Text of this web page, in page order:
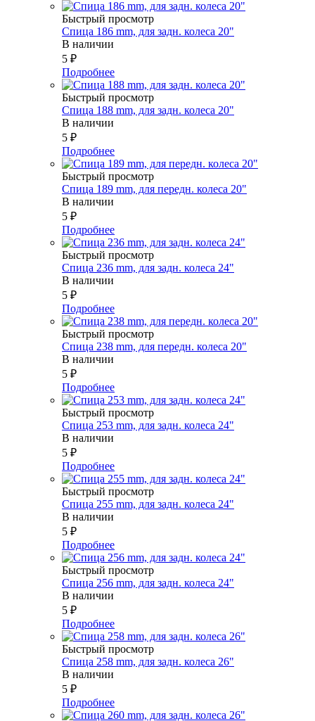
Быстрый просмотр
Спица 186 mm, для задн. колеса 20"
В наличии
5 ₽
Подробнее
Быстрый просмотр
Спица 188 mm, для задн. колеса 20"
В наличии
5 ₽
Подробнее
Быстрый просмотр
Спица 189 mm, для передн. колеса 20"
В наличии
5 ₽
Подробнее
Быстрый просмотр
Спица 236 mm, для задн. колеса 24"
В наличии
5 ₽
Подробнее
Быстрый просмотр
Спица 238 mm, для передн. колеса 20"
В наличии
5 ₽
Подробнее
Быстрый просмотр
Спица 253 mm, для задн. колеса 24"
В наличии
5 ₽
Подробнее
Быстрый просмотр
Спица 255 mm, для задн. колеса 24"
В наличии
5 ₽
Подробнее
Быстрый просмотр
Спица 256 mm, для задн. колеса 24"
В наличии
5 ₽
Подробнее
Быстрый просмотр
Спица 258 mm, для задн. колеса 26"
В наличии
5 ₽
Подробнее